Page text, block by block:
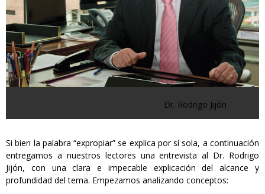
Dr. Rodrigo Jijón
Si bien la palabra “expropiar” se explica por sí sola, a continuación
entregamos a nuestros lectores una entrevista al Dr. Rodrigo
Jijón, con una clara e impecable explicación del alcance y
profundidad del tema. Empezamos analizando conceptos: